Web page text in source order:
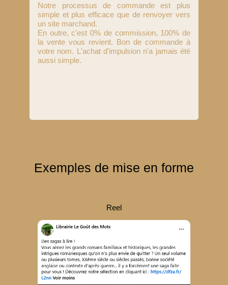
Notre processus de commande est plus
simple et plus efficace que de renvoyer vers
un site marchand.
En outre, c'est 0% de commission, 100% de
la vente vous revient. Bon de commande à
votre nom. L'achat d'impulsion n'a jamais été
aussi simple.
Exemples de mise en forme
Reel